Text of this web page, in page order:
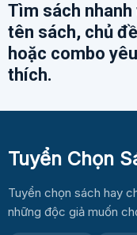
Tìm sách nhanh
tên sách, chủ đề
hoặc combo yêu
thích.
Tuyển Chọn
Tuyển chọn sách hay
những độc giả muốn